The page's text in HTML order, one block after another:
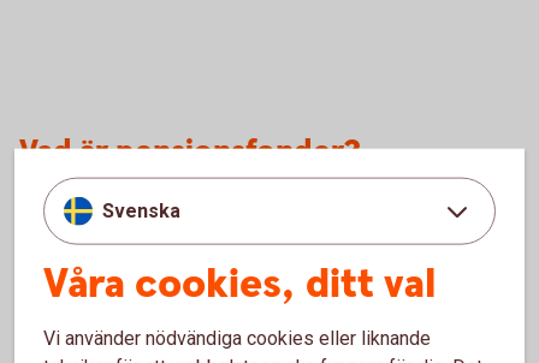
Vad är pensionsfonder?
Pensionsfonder, eller generationsfonder, är en speciell typ
av blandfonder som är avsedda för pensionssparande. Våra
du är född. Till exempel är Transfer 60 en "60-talistfond"
mellan aktier och räntebärande värdepapper förändras över
Svenska
Våra cookies, ditt val
Vi använder nödvändiga cookies eller liknande